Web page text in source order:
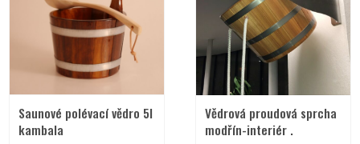
Saunové polévací vědro 5l
kambala
Vědrová proudová sprcha
modřín-interiér .